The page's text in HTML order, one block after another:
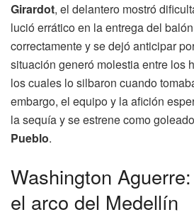
Girardot, el delantero mostró
lució errático en la entrega del
correctamente y se dejó anticipar
situación generó molestia entre los
los cuales lo silbaron cuando
embargo, el equipo y la afición
la sequía y se estrene como
Pueblo.
Washington
el arco del Medellín